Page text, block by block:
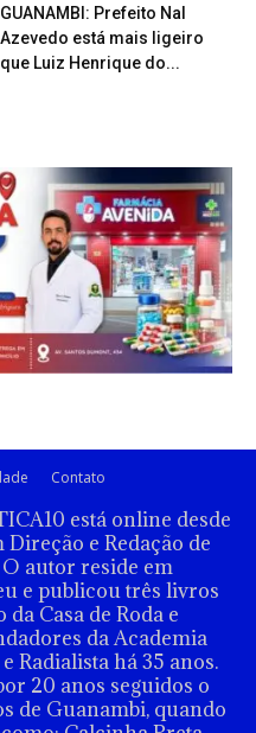
GUANAMBI: Prefeito Nal
Azevedo está mais ligeiro
que Luiz Henrique do...
Contato
está online desde
Direção e Redação de
autor reside em
e publicou três livros
Casa de Roda e
da Academia
Radialista há 35 anos.
20 anos seguidos o
de Guanambi, quando